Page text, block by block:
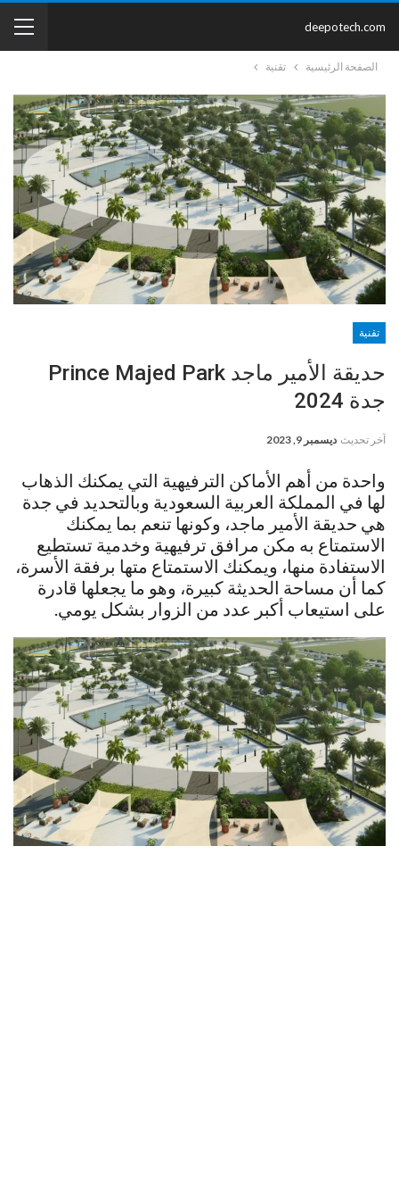
deepotech.com
الصفحة الرئيسية تقنية
تقنية
حديقة الأمير ماجد Prince Majed Park
جدة 2024
آخر تحديث ديسمبر 9, 2023
واحدة من أهم الأماكن الترفيهية التي يمكنك الذهاب
لها في المملكة العربية السعودية وبالتحديد في جدة
هي حديقة الأمير ماجد، وكونها تنعم بما يمكنك
الاستمتاع به مكن مرافق ترفيهية وخدمية تستطيع
الاستفادة منها، ويمكنك الاستمتاع متها برفقة الأسرة،
كما أن مساحة الحديثة كبيرة، وهو ما يجعلها قادرة
على استيعاب أكبر عدد من الزوار بشكل يومي.